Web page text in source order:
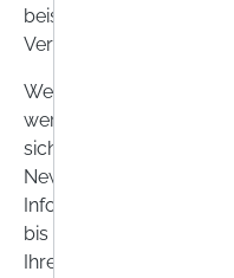
beispielsweise eine
Verfahren.
Wenn Sie sich für den
werden Ihre Daten
sich vom Newsletter
Newsletter kündigen.
Informationen über die
bis zur Verjährung
Ihrerseits gespeichert,